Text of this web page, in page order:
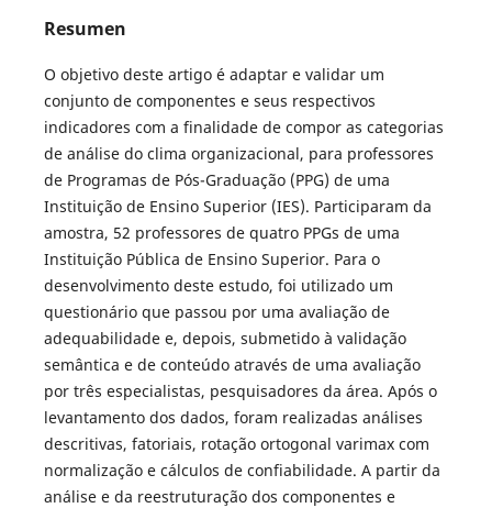
Resumen
O objetivo deste artigo é adaptar e validar um
conjunto de componentes e seus respectivos
indicadores com a finalidade de compor as categorias
de análise do clima organizacional, para professores
de Programas de Pós-Graduação (PPG) de uma
Instituição de Ensino Superior (IES). Participaram da
amostra, 52 professores de quatro PPGs de uma
Instituição Pública de Ensino Superior. Para o
desenvolvimento deste estudo, foi utilizado um
questionário que passou por uma avaliação de
adequabilidade e, depois, submetido à validação
semântica e de conteúdo através de uma avaliação
por três especialistas, pesquisadores da área. Após o
levantamento dos dados, foram realizadas análises
descritivas, fatoriais, rotação ortogonal varimax com
normalização e cálculos de confiabilidade. A partir da
análise e da reestruturação dos componentes e